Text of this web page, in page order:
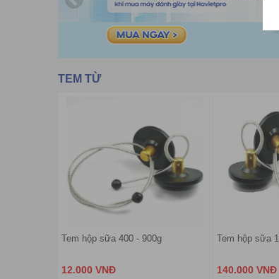
TEM TỪ
Tem hộp sữa 400 - 900g
12.000 VNĐ
Tem hộp sữa
140.000 VNĐ